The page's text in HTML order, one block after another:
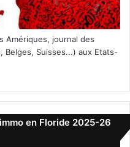
Amériques, journal des
Belges, Suisses...) aux Etats-
en Floride 2025-26